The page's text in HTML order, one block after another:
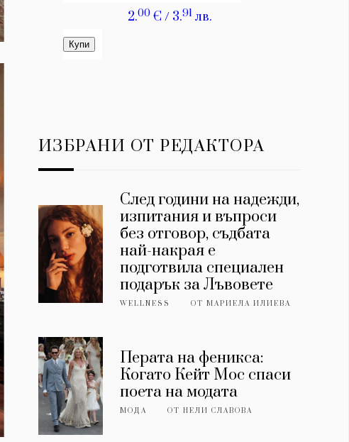
ИЗБРАНИ ОТ РЕДАКТОРА
След години на надежди,
изпитания и въпроси
без отговор, съдбата
най-накрая е
подготвила специален
подарък за Лъвовете
WELLNESS ОТМАРИЕЛА ИЛИЕВА
Перата на феникса:
Когато Кейт Мос спаси
поета на модата
МОДА ОТНЕЛИ СЛАВОВА